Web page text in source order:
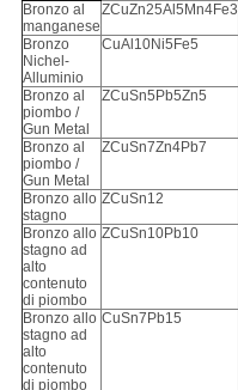
Bronzo al
manganese
ZCuZn25Al5Mn4Fe3
Bronzo
Nichel-
Alluminio
CuAl10Ni5Fe5
Bronzo al
piombo /
Gun Metal
ZCuSn5Pb5Zn5
Bronzo al
piombo /
Gun Metal
ZCuSn7Zn4Pb7
Bronzo allo
stagno
ZCuSn12
Bronzo allo
stagno ad
alto
contenuto
di piombo
ZCuSn10Pb10
Bronzo allo
stagno ad
alto
contenuto
di piombo
CuSn7Pb15